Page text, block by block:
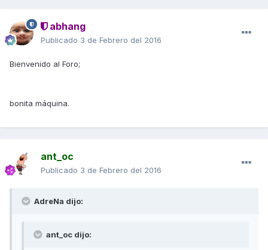
abhang
Publicado 3 de Febrero del 2016
Bienvenido al Foro;
bonita máquina.
ant_oc
Publicado 3 de Febrero del 2016
AdreNa dijo:
ant_oc dijo: